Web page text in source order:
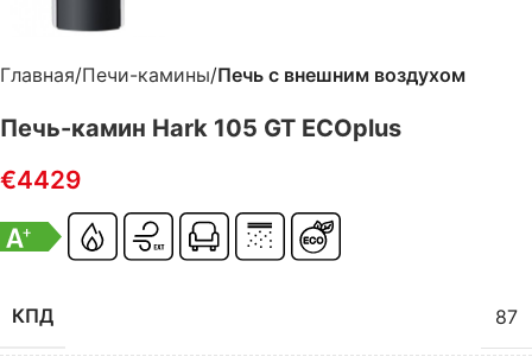
Главная Печи-камины Печь с внешним воздухом
Печь-камин Hark 105 GT ECOplus
€4429
КПД 87